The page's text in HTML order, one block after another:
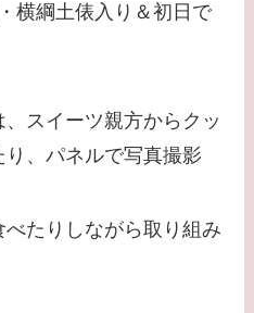
横綱土俵入り＆初日で
スイーツ親方からクッ
、パネルで写真撮影
たりしながら取り組み